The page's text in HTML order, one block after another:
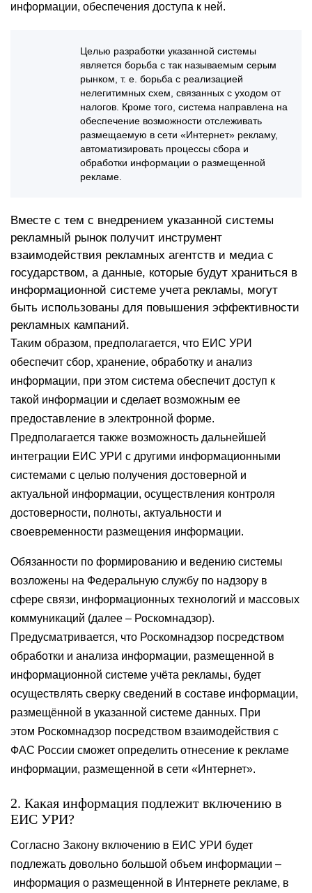
информации, обеспечения доступа к ней.
Целью разработки указанной системы
является борьба с так называемым серым
рынком, т. е. борьба с реализацией
нелегитимных схем, связанных с уходом от
налогов. Кроме того, система направлена на
обеспечение возможности отслеживать
размещаемую в сети «Интернет» рекламу,
автоматизировать процессы сбора и
обработки информации о размещенной
рекламе.
Вместе с тем с внедрением указанной системы
рекламный рынок получит инструмент
взаимодействия рекламных агентств и медиа с
государством, а данные, которые будут храниться в
информационной системе учета рекламы, могут
быть использованы для повышения эффективности
рекламных кампаний.
Таким образом, предполагается, что ЕИС УРИ
обеспечит сбор, хранение, обработку и анализ
информации, при этом система обеспечит доступ к
такой информации и сделает возможным ее
предоставление в электронной форме.
Предполагается также возможность дальнейшей
интеграции ЕИС УРИ с другими информационными
системами с целью получения достоверной и
актуальной информации, осуществления контроля
достоверности, полноты, актуальности и
своевременности размещения информации.
Обязанности по формированию и ведению системы
возложены на Федеральную службу по надзору в
сфере связи, информационных технологий и массовых
коммуникаций (далее – Роскомнадзор).
Предусматривается, что Роскомнадзор посредством
обработки и анализа информации, размещенной в
информационной системе учёта рекламы, будет
осуществлять сверку сведений в составе информации,
размещённой в указанной системе данных. При
этом Роскомнадзор посредством взаимодействия с
ФАС России сможет определить отнесение к рекламе
информации, размещенной в сети «Интернет».
2. Какая информация подлежит включению в
ЕИС УРИ?
Согласно Закону включению в ЕИС УРИ будет
подлежать довольно большой объем информации –
информация о размещенной в Интернете рекламе, в